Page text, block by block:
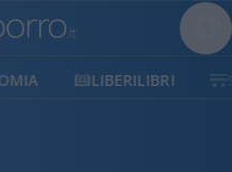
SHOP SOSTIENICI